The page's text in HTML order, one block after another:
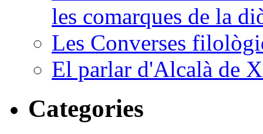
les comarques de la
Les Converses
El parlar d'Alcalà de
Categories